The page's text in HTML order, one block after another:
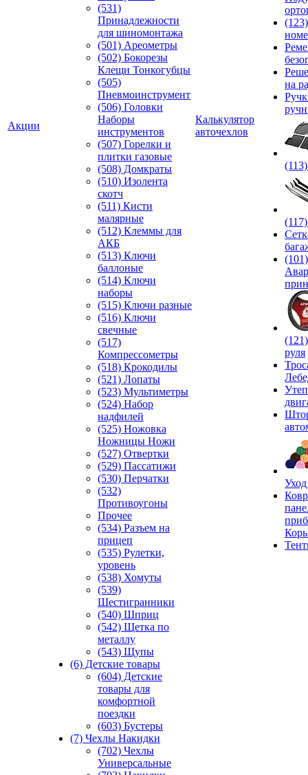
Акции
(531)
Принадлежности
для шиномонтажа
(501) Ареометры
(502) Бокорезы
Клещи Тонкогубцы
(505)
Пневмоинструмент
(506) Головки
Наборы
инструментов
(507) Горелки и
плитки газовые
(508) Домкраты
(510) Изолента
скотч
(511) Кисти
малярные
(512) Клеммы для
АКБ
(513) Ключи
баллоные
(514) Ключи
наборы
(515) Ключи разные
(516) Ключи
свечные
(517)
Компрессометры
(518) Крокодилы
(521) Лопаты
(523) Мультиметры
(524) Набор
надфилей
(525) Ножовка
Ножницы Ножи
(527) Отвертки
(529) Пассатижи
(530) Перчатки
(532)
Противоугоны
Прочее
(534) Разъем на
прицеп
(535) Рулетки,
уровень
(538) Хомуты
(539)
Шестигранники
(540) Шприц
(542) Щетка по
металлу
(543) Щупы
(6) Детские товары
(604) Детские
товары для
комфортной
поездки
(603) Бустеры
(7) Чехлы Накидки
(702) Чехлы
Универсальные
Калькулятор
авточехлов
на
(101)
руля
Уход